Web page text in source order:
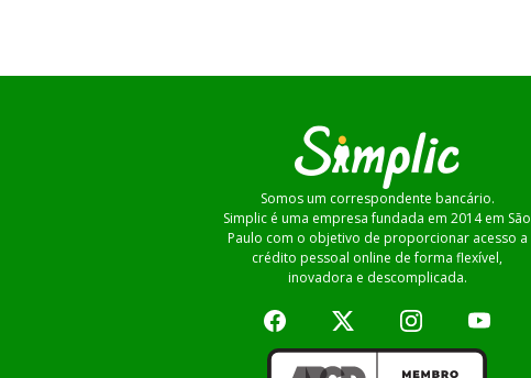
Somos um correspondente bancário.
Simplic é uma empresa fundada em 2014 em São
Paulo com o objetivo de proporcionar acesso a
crédito pessoal online de forma flexível,
inovadora e descomplicada.